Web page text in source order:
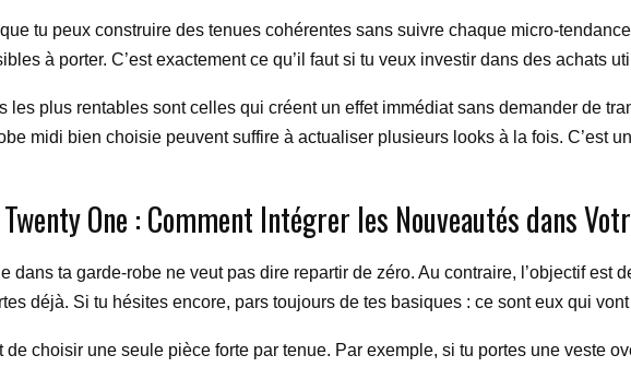
tu peux construire des tenues cohérentes sans suivre chaque micro-
à porter. C’est exactement ce qu’il faut si tu veux investir dans des achats
les plus rentables sont celles qui créent un effet immédiat sans demander de
midi bien choisie peuvent suffire à actualiser plusieurs looks à la fois. C’est
One : Comment Intégrer les Nouveautés dans
dans ta garde-robe ne veut pas dire repartir de zéro. Au contraire, l’objectif est
déjà. Si tu hésites encore, pars toujours de tes basiques : ce sont eux qui
choisir une seule pièce forte par tenue. Par exemple, si tu portes une veste